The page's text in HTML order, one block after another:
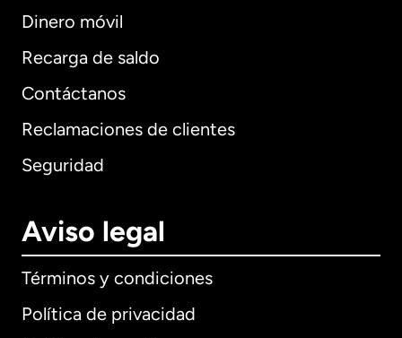
Dinero móvil
Recarga de saldo
Contáctanos
Reclamaciones de clientes
Seguridad
Aviso legal
Términos y condiciones
Política de privacidad